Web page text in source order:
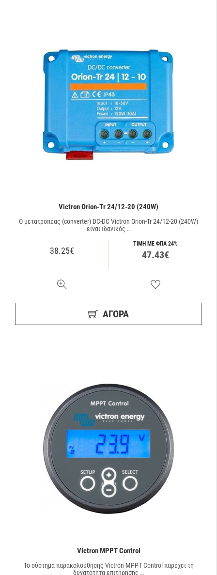
Victron Orion-Tr 24/12-20 (240W)
O μετατροπέας (converter) DC-DC Victron Orion-Tr 24/12-20 (240W)
είναι ιδανικός …
38.25€
ΤΙΜΗ ΜΕ ΦΠΑ 24%
47.43€
ΑΓΟΡΑ
Victron MPPT Control
Το σύστημα παρακολούθησης Victron MPPT Control παρέχει τη
δυνατότητα επιτήρησης …